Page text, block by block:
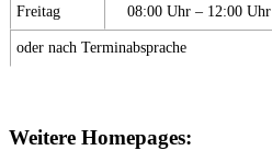
Freitag 08:00 Uhr – 12:00 Uhr
oder nach Terminabsprache
Weitere Homepages: